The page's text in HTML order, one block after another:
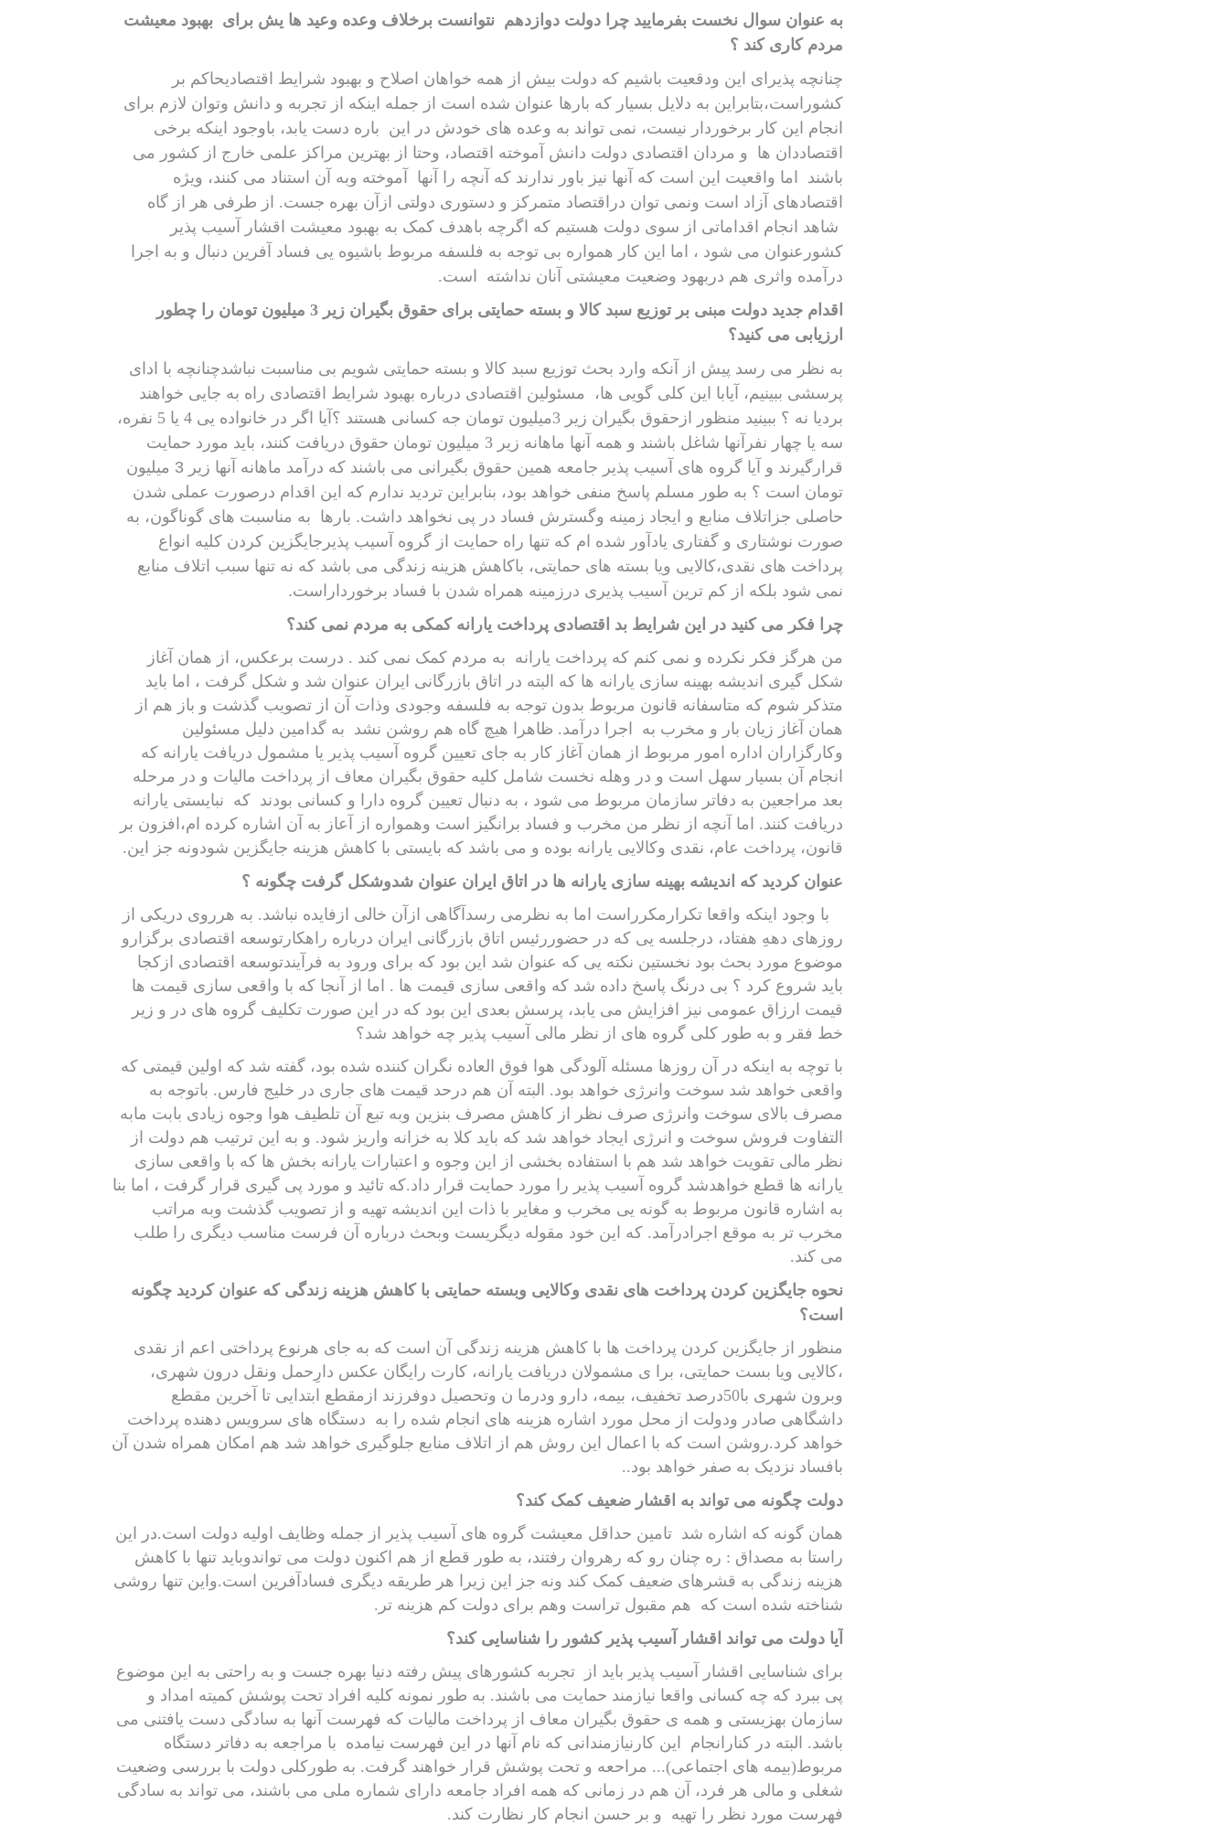
به عنوان سوال نخست بفرمایید چرا دولت دوازدهم نتوانست برخلاف وعده وعید ها یش برای بهبود معیشت
مردم کاری کند ؟
چنانچه پذیرای این ودقعیت باشیم که دولت بیش از همه خواهان اصلاح و بهبود شرایط اقتصادیحاکم بر
کشوراست،بتابراین به دلایل بسیار که بارها عنوان شده است از جمله اینکه از تجربه و دانش وتوان لازم برای
انجام این کار برخوردار نیست، نمی تواند به وعده های خودش در این باره دست یابد، باوجود اینکه برخی
اقتصاددان ها و مردان اقتصادی دولت دانش آموخته اقتصاد، وحتا از بهترین مراکز علمی خارج از کشور می
باشند
اما واقعیت این است که آنها نیز باور ندارند که آنچه را آنها
آموخته وبه آن استناد می کنند، ویژه
اقتصادهای آزاد است ونمی توان دراقتصاد متمرکز و دستوری دولتی ازآن بهره جست. از طرفی هر از گاه
شاهد انجام اقداماتی از سوی دولت هستیم که اگرچه باهدف کمک به بهبود معیشت اقشار آسیب پذیر
کشورعنوان می شود ، اما این کار همواره بی توجه به فلسفه مربوط باشیوه یی فساد آفرین دنبال و به اجرا
درآمده واثری هم دربهود وضعیت معیشتی آنان نداشته
است.
اقدام جدید دولت مبنی بر توزیع سبد کالا و بسته حمایتی برای حقوق بگیران زیر 3 میلیون تومان را چطور
ارزیابی می کنید؟
به نظر می رسد پیش از آنکه وارد بحث توزیع سبد کالا و بسته حمایتی شویم بی مناسبت نباشدچنانچه با ادای
پرسشی ببینیم، آیابا این کلی گویی ها،
مسئولین اقتصادی درباره بهبود شرایط اقتصادی راه به جایی خواهند
بردیا نه ؟ ببینید منظور ازحقوق بگیران زیر 3میلیون تومان جه کسانی هستند ؟آیا اگر در خانواده یی 4 یا 5 نفره،
سه یا چهار نفرآنها شاغل باشند و همه آنها ماهانه زیر 3 میلیون تومان حقوق دریافت کنند، باید مورد حمایت
قرارگیرند و آیا
گروه های آسیب پذیر جامعه همین حقوق بگیرانی می باشند که درآمد ماهانه آنها زیر 3 میلیون
تومان است ؟ به طور مسلم پاسخ منفی خواهد بود، بنابراین تردید ندارم که این اقدام درصورت عملی شدن
حاصلی جزاتلاف منابع و ایجاد زمینه وگسترش فساد در پی نخواهد داشت. بارها به مناسبت های گوناگون، به
صورت نوشتاری و گفتاری یادآور شده ام که تنها راه حمایت از گروه آسیب پذیرجایگزین کردن کلیه انواع
پرداخت های نقدی،کالایی ویا بسته های حمایتی، باکاهش هزینه زندگی می باشد که نه تنها سبب اتلاف منابع
نمی شود بلکه از کم ترین آسیب پذیری درزمینه همراه شدن با فساد برخورداراست.
چرا فکر می کنید در این شرایط بد اقتصادی پرداخت یارانه کمکی به مردم نمی کند؟
من هرگز فکر نکرده و نمی کنم که پرداخت یارانه به مردم کمک نمی کند . درست برعکس، از همان آغاز
شکل گیری اندیشه بهینه سازی یارانه ها که البته در اتاق بازرگانی ایران عنوان شد و شکل گرفت ، اما باید
متذکر شوم که متاسفانه قانون مربوط بدون توجه به فلسفه وجودی وذات آن از تصویب گذشت و باز هم از
همان آغاز زیان بار و مخرب به
اجرا درآمد. ظاهرا هیچ گاه هم روشن نشد به گدامین دلیل مسئولین
وکارگزاران اداره امور مربوط از همان آغاز کار به جای تعیین گروه آسیب پذیر یا مشمول دریافت یارانه که
انجام آن بسیار سهل است و در وهله نخست شامل کلیه حقوق بگیران معاف از پرداخت مالیات و در مرحله
بعد مراجعین به دفاتر سازمان مربوط می شود ، به دنبال تعیین گروه دارا و کسانی بودند که نبایستی یارانه
دریافت کنند. اما آنچه از نظر من مخرب و فساد برانگیز است وهمواره از آعاز به آن اشاره کرده ام،افزون بر
قانون، پرداخت عام، نقدی وکالایی یارانه بوده و می باشد که بایستی با کاهش هزینه جایگزین شودونه جز این.
عنوان کردید که اندیشه بهینه سازی یارانه ها در اتاق ایران عنوان شدوشکل گرفت چگونه ؟
با وجود اینکه واقعا تکرارمکرراست اما به نظرمی رسدآگاهی ازآن خالی ازفایده نباشد. به هرروی دریکی از
روزهای دههِ هفتاد، درجلسه یی که در حضوررئیس اتاق بازرگانی ایران درباره راهکارتوسعه اقتصادی برگزارو
موضوع مورد بحث بود نخستین نکته یی که عنوان شد این بود که برای ورود به فرآیندتوسعه اقتصادی ازکجا
باید شروع کرد ؟ بی درنگ پاسخ داده شد که واقعی سازی قیمت ها . اما از آنجا که با واقعی سازی قیمت ها
قیمت ارزاق عمومی نیز افزایش می یابد، پرسش بعدی این بود که در این صورت تکلیف گروه های در و زیر
خط فقر و به طور کلی گروه های از نظر مالی آسیب پذیر چه خواهد شد؟
با توچه به اینکه در آن روزها مسئله آلودگی هوا فوق العاده نگران کننده شده بود، گفته شد که اولین قیمتی که
واقعی خواهد شد سوخت وانرژی خواهد بود. البته آن هم درحد قیمت های جاری در خلیج فارس. باتوجه به
مصرف بالای سوخت وانرژی صرف نظر از کاهش مصرف بنزین وبه تبع آن تلطیف هوا وجوه زیادی بابت مابه
التفاوت فروش سوخت و انرژی ایجاد خواهد شد که باید کلا به خزانه واریز شود. و به این ترتیب هم دولت از
نظر مالی تقویت خواهد شد هم با استفاده بخشی از این وجوه و اعتبارات یارانه بخش ها که با واقعی سازی
یارانه ها قطع خواهدشد گروه آسیب پذیر را مورد حمایت قرار داد.که تائید و مورد پی گیری قرار گرفت ، اما بنا
به اشاره قانون مربوط به گونه یی مخرب و مغایر با ذات این اندیشه تهیه و از تصویب گذشت وبه مراتب
مخرب تر به موقع اجرادرآمد. که این خود مقوله دیگریست وبحث درباره آن فرست مناسب دیگری را طلب
می کند.
نحوه جایگزین کردن پرداخت های نقدی وکالایی وبسته حمایتی با کاهش هزینه زندگی که عنوان کردید چگونه
است؟
منظور از جایگزین کردن پرداخت ها با کاهش هزینه زندگی آن است که به جای هرنوع پرداختی اعم از نقدی
،کالایی ویا بست حمایتی، برا ی مشمولان دریافت یارانه، کارت رایگان عکس دارِحمل ونقل درون شهری،
وبرون شهری با50درصد تخفیف، بیمه، دارو ودرما ن وتحصیل دوفرزند ازمقطع ابتدایی تا آخرین مقطع
داشگاهی صادر ودولت از محل مورد اشاره هزینه های انجام شده را به دستگاه های سرویس دهنده پرداخت
خواهد کرد.روشن است که با اعمال این روش هم از اتلاف منابع جلوگیری خواهد شد هم امکان همراه شدن آن
بافساد نزدیک به صفر خواهد بود..
دولت چگونه می تواند به اقشار ضعیف کمک کند؟
همان گونه که اشاره شد تامین حداقل معیشت گروه های آسیب پذیر از جمله وظایف اولیه دولت است.در این
راستا به مصداق : ره چنان رو که رهروان رفتند، به طور قطع از هم اکنون دولت می تواندوباید تنها با کاهش
هزینه زندگی به قشرهای ضعیف کمک کند ونه جز این زیرا هر طریقه دیگری فسادآفرین است.واین تنها روشی
شناخته شده است که هم مقبول تراست وهم برای دولت کم هزینه تر.
آیا دولت می تواند اقشار آسیب پذیر کشور را شناسایی کند؟
برای شناسایی اقشار آسیب پذیر باید از
تجربه کشورهای پیش رفته دنیا بهره جست و به راحتی به این موضوع
پی ببرد که چه کسانی واقعا نیازمند حمایت می باشند. به طور نمونه کلیه افراد تحت پوشش کمیته امداد و
سازمان بهزیستی و همه ی حقوق بگیران معاف از پرداخت مالیات که فهرست آنها به سادگی دست یافتنی می
باشد. البته در کنارانجام
این کارنیازمندانی که نام آنها در این فهرست نیامده با مراجعه به دفاتر دستگاه
مربوط(بیمه های اجتماعی)... مراحعه و تحت پوشش قرار خواهند گرفت. به طورکلی دولت با بررسی وضعیت
شغلی و مالی هر فرد، آن هم در زمانی که همه افراد جامعه دارای شماره ملی می باشند، می تواند به سادگی
فهرست مورد نظر را تهیه و بر حسن انجام کار نظارت کند.